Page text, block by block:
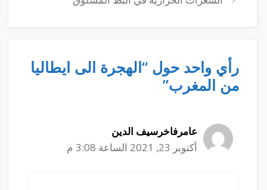
رأي واحد حول “الهجرة الى ايطاليا
من المغرب”
عامرفاخرسيف الدين
أكتوبر 23, 2021 الساعة 3:08 م